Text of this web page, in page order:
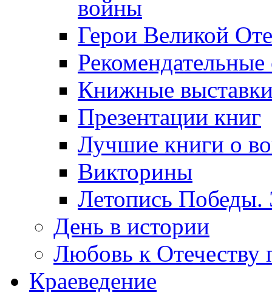
войны
Герои Великой
Рекомендательные
Книжные
Презентации книг
Лучшие книги о
Викторины
Летопись Победы.
День в истории
Любовь к Отечеству
Краеведение